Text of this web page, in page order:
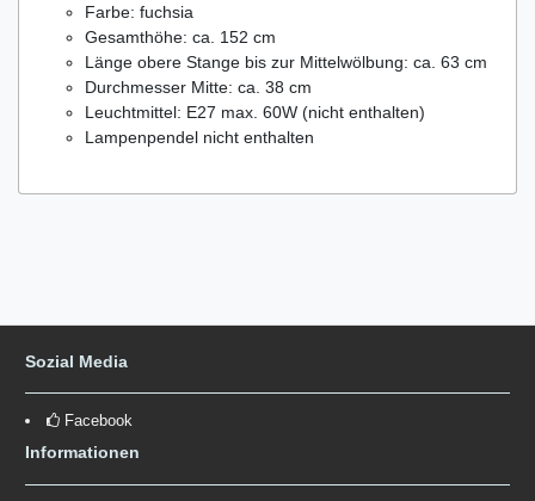
Farbe: fuchsia
Gesamthöhe: ca. 152 cm
Länge obere Stange bis zur Mittelwölbung: ca. 63 cm
Durchmesser Mitte: ca. 38 cm
Leuchtmittel: E27 max. 60W (nicht enthalten)
Lampenpendel nicht enthalten
Sozial Media
Facebook
Informationen